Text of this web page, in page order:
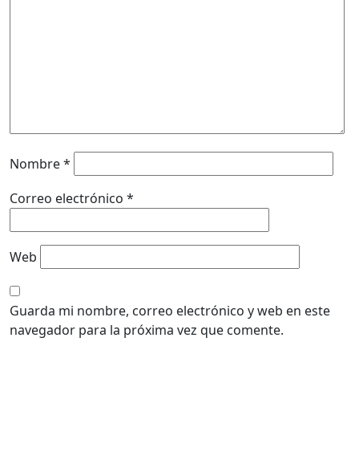
Nombre*
Correo electrónico *
Web
Guarda mi nombre, correo electrónico y web en este
navegador para la próxima vez que comente.